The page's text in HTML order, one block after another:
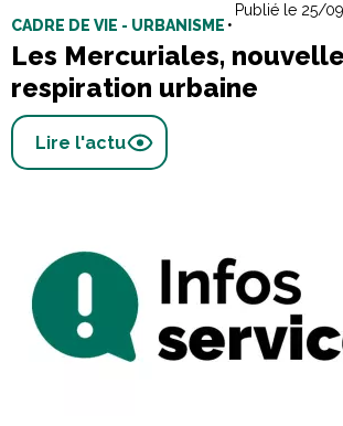
CADRE DE VIE - URBANISME •
Publié le 25/
Les Mercuriales, nouvelle
respiration urbaine
Lire l'actu